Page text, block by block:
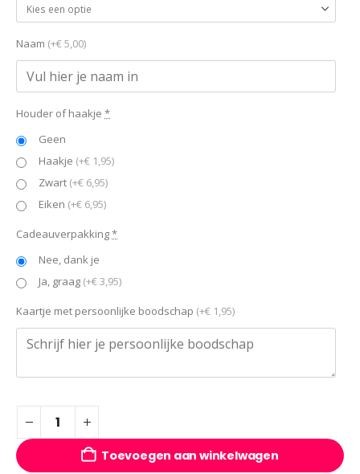
Naam (+€ 5,00)
Houder of haakje *
Geen
Haakje (+€ 1,95)
Zwart (+€ 6,95)
Eiken (+€ 6,95)
Cadeauverpakking*
Nee, dank je
Ja, graag (+€ 3,95)
Kaartje met persoonlijke boodschap (+€ 1,95)
Toevoegen aan winkelwagen